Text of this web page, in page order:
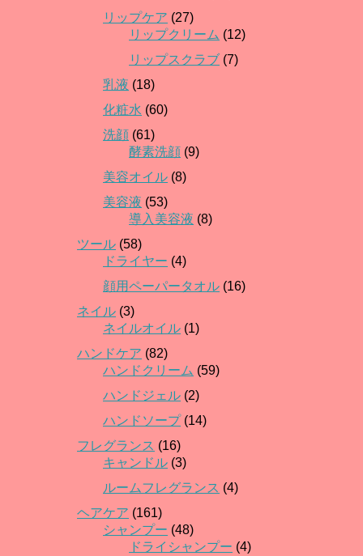
リップケア (27)
リップクリーム (12)
リップスクラブ (7)
乳液 (18)
化粧水 (60)
洗顔 (61)
酵素洗顔 (9)
美容オイル (8)
美容液 (53)
導入美容液 (8)
ツール (58)
ドライヤー (4)
顔用ペーパータオル (16)
ネイル (3)
ネイルオイル (1)
ハンドケア (82)
ハンドクリーム (59)
ハンドジェル (2)
ハンドソープ(14)
フレグランス (16)
キャンドル (3)
ルームフレグランス (4)
ヘアケア (161)
シャンプー (48)
ドライシャンプー (4)